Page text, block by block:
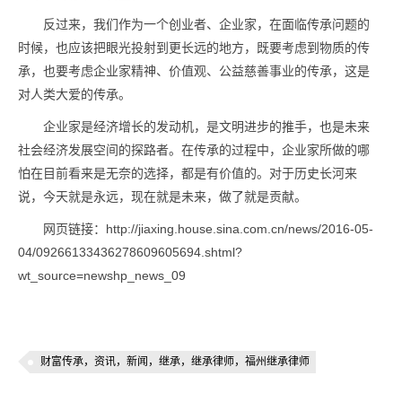
反过来，我们作为一个创业者、企业家，在面临传承问题的
时候，也应该把眼光投射到更长远的地方，既要考虑到物质的传
承，也要考虑企业家精神、价值观、公益慈善事业的传承，这是
对人类大爱的传承。
企业家是经济增长的发动机，是文明进步的推手，也是未来
社会经济发展空间的探路者。在传承的过程中，企业家所做的哪
怕在目前看来是无奈的选择，都是有价值的。对于历史长河来
说，今天就是永远，现在就是未来，做了就是贡献。
网页链接：http://jiaxing.house.sina.com.cn/news/2016-05-
04/09266133436278609605694.shtml?
wt_source=newshp_news_09
财富传承，资讯，新闻，继承，继承律师，福州继承律师